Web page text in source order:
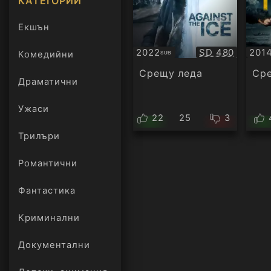
Екшън
Комедийни
Драматични
Ужаси
Трилъри
онлайн
Романтични
Фантастика
Криминални
Документални
2022SUB
Субтитри Качество:
SD 480
Срещу леда
22 25 3
2014